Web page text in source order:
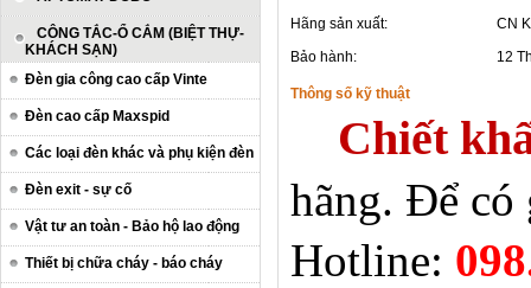
CÔNG TẮC-Ổ CẮM (BIỆT THỰ-
KHÁCH SẠN)
Đèn gia công cao cấp Vinte
Đèn cao cấp Maxspid
Các loại đèn khác và phụ kiện đèn
Đèn exit - sự cố
Vật tư an toàn - Bảo hộ lao động
Thiết bị chữa cháy - báo cháy
Hãng sản xuất:
CN
Bảo hành:
12
Thông số kỹ thuật
Chiết
hãng. Để
Hotline: